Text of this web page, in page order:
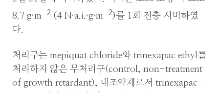
8.7 g·m-2 (4 N·a.i.·g·m-2)를 1회 전층 시비하였
다.
처리구는 mepiquat chloride와 trinexapac ethyl를
처리하지 않은 무처리구(control, non-treatment
of growth retardant), 대조약제로서 trinexapac-